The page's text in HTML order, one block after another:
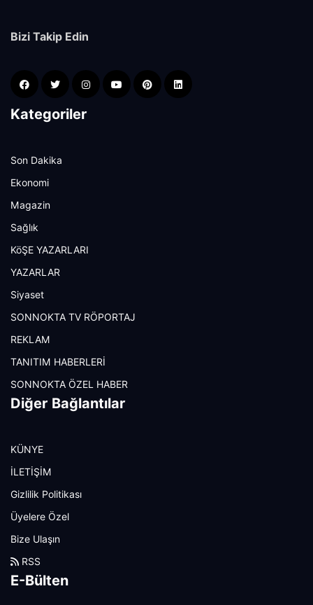
Bizi Takip Edin
Kategoriler
Son Dakika
Ekonomi
Magazin
Sağlık
KöŞE YAZARLARI
YAZARLAR
Siyaset
SONNOKTA TV RÖPORTAJ
REKLAM
TANITIM HABERLERİ
SONNOKTA ÖZEL HABER
Diğer Bağlantılar
KÜNYE
İLETİŞİM
Gizlilik Politikası
Üyelere Özel
Bize Ulaşın
RSS
E-Bülten